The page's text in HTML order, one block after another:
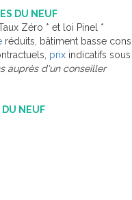
DU NEUF
Zéro * et loi Pinel *
réduits, bâtiment basse
prix indicatifs
auprès d'un conseiller
DU NEUF